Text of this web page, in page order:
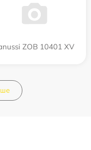
ZOB 10401 XV